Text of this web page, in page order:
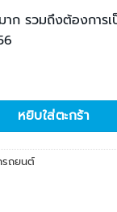
ก รวมถึงต้องการ
น
หยิบใส่ตะกร้า
รถยนต์